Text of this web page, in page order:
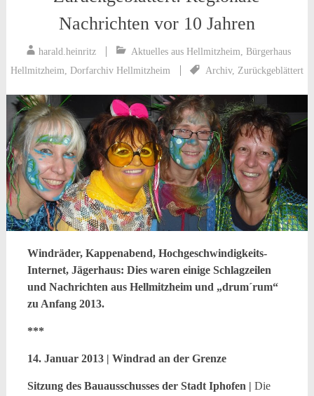
Nachrichten vor 10 Jahren
harald.heinritz Aktuelles aus Hellmitzheim Bürgerhaus
Hellmitzheim Dorfarchiv Hellmitzheim Archiv, Zurückgeblättert
Windräder, Kappenabend, Hochgeschwindigkeits-
Internet, Jägerhaus: Dies waren einige Schlagzeilen
und Nachrichten aus Hellmitzheim und „drum´rum“
zu Anfang 2013.
***
14. Januar 2013 | Windrad an der Grenze
Sitzung des Bauausschusses der Stadt Iphofen | Die